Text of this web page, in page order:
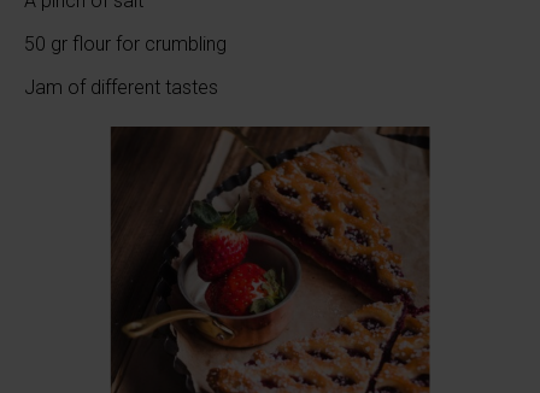
50 gr flour for crumbling
Jam of different tastes